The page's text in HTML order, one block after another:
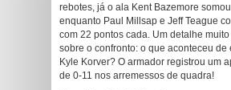
rebotes, já o ala Kent Bazemore
enquanto Paul Millsap e Jeff Teague
com 22 pontos cada. Um detalhe
sobre o confronto: o que aconteceu de
Kyle Korver? O armador registrou um
de 0-11 nos arremessos de quadra!